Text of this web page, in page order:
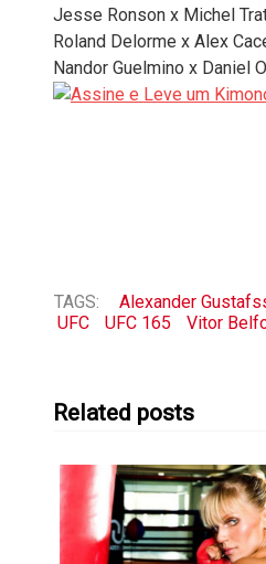
Jesse Ronson x Michel
Roland Delorme x Alex
Nandor Guelmino x Daniel
TAGS: Alexander
UFC
UFC 165 Vitor
Related posts